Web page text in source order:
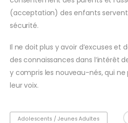
(acceptation) des enfants
sécurité.
Il ne doit plus y avoir d’excuses et
des connaissances dans l’intérêt
y compris les nouveau-nés, qui
leur voix.
Adolescents / Jeunes Adultes